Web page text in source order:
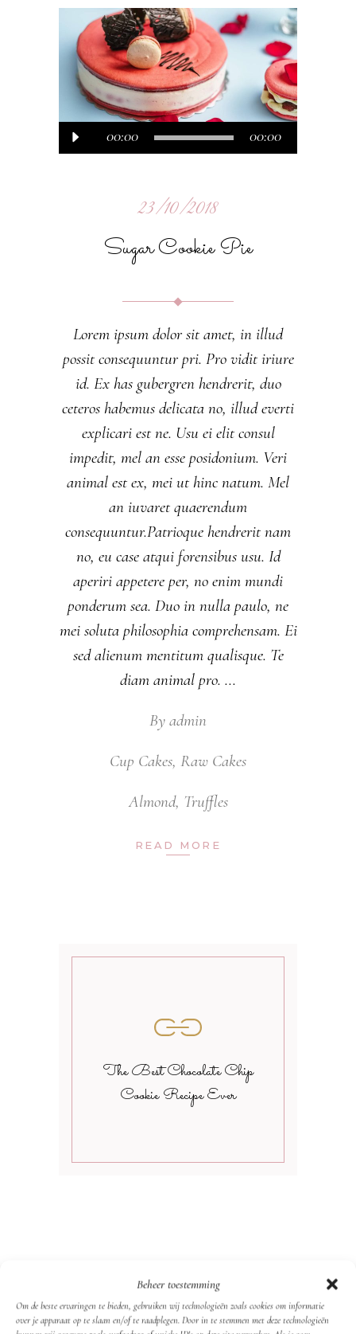
Beheer toestemming
Om de beste ervaringen te bieden, gebruiken wij technologieën zoals cookies om informatie
over je apparaat op te slaan en/of te raadplegen. Door in te stemmen met deze technologieën
Audiospeler
00:00 00:00
23/10/2018
Sugar Cookie Pie
Lorem ipsum dolor sit amet, in illud
possit consequuntur pri. Pro vidit iriure
id. Ex has gubergren hendrerit, duo
ceteros habemus delicata no, illud everti
explicari est ne. Usu ei elit consul
impedit, mel an esse posidonium. Veri
animal est ex, mei ut hinc natum. Mel
an iuvaret quaerendum
consequuntur.Patrioque hendrerit nam
no, eu case atqui forensibus usu. Id
aperiri appetere per, no enim mundi
ponderum sea. Duo in nulla paulo, ne
mei soluta philosophia comprehensam. Ei
sed alienum mentitum qualisque. Te
diam animal pro.
By admin
Cup Cakes, Raw Cakes
Almond, Truffles
READ MORE
The Best Chocolate Chip
Cookie Recipe Ever